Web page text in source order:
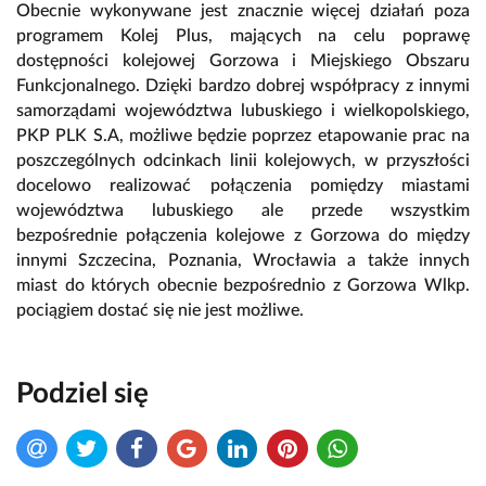
Obecnie wykonywane jest znacznie więcej działań poza
programem Kolej Plus, mających na celu poprawę
dostępności kolejowej Gorzowa i Miejskiego Obszaru
Funkcjonalnego. Dzięki bardzo dobrej współpracy z innymi
samorządami województwa lubuskiego i wielkopolskiego,
PKP PLK S.A, możliwe będzie poprzez etapowanie prac na
poszczególnych odcinkach linii kolejowych, w przyszłości
docelowo realizować połączenia pomiędzy miastami
województwa lubuskiego ale przede wszystkim
bezpośrednie połączenia kolejowe z Gorzowa do między
innymi Szczecina, Poznania, Wrocławia a także innych
miast do których obecnie bezpośrednio z Gorzowa Wlkp.
pociągiem dostać się nie jest możliwe.
Podziel się